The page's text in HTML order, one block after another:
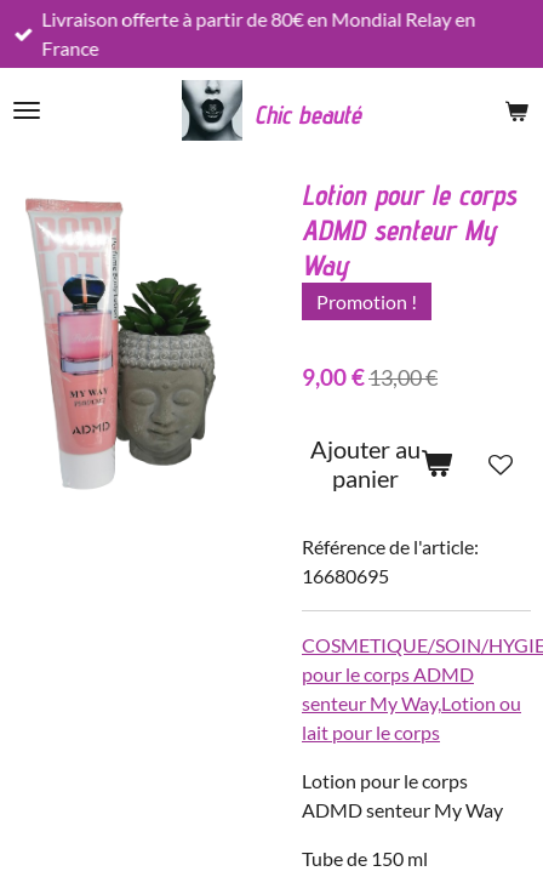
Passer
principal
Chic beauté
Livraison offerte à partir de 80€ en Mondial Relay en
France
Lotion pour le corps
ADMD senteur My
Way
Promotion !
9,00 €13,00 €
Ajouter au
panier
Référence de l'article:
16680695
COSMETIQUE/SOIN/
pour le corps ADMD
senteur My Way,Lotion ou
lait pour le corps
Lotion pour le corps
ADMD senteur My Way
Tube de 150 ml